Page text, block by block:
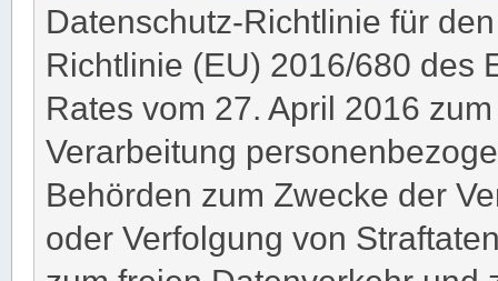
Datenschutz-Richtlinie für
Richtlinie (EU) 2016/680 des
Rates vom 27. April 2016
Verarbeitung
Behörden zum Zwecke der
oder Verfolgung von